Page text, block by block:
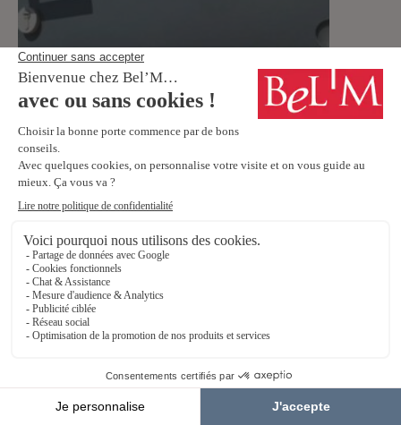
Entretien et réglages